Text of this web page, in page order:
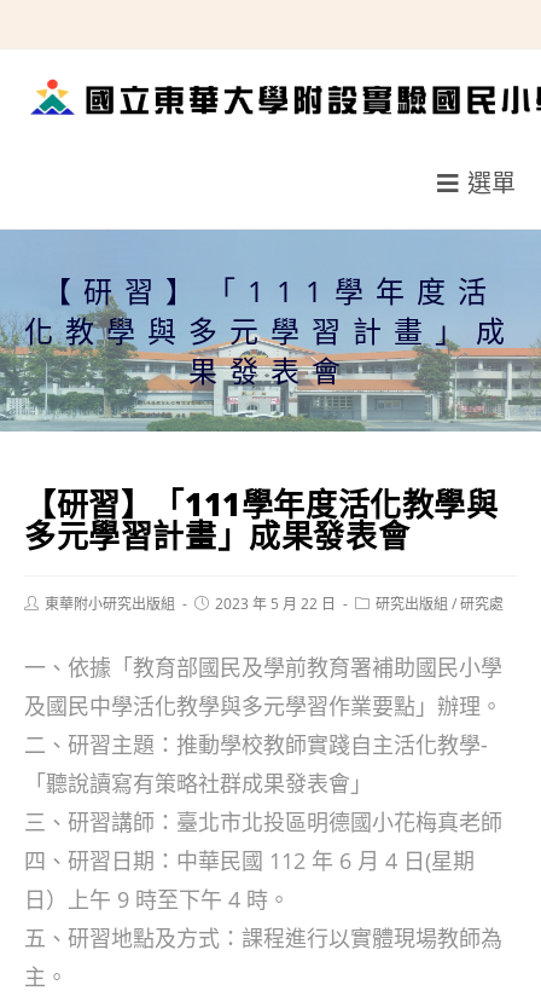
轉
選單
【研習】「111學年度活
化教學與多元學習計畫」成
果發表會
【研習】「111學年度活化教學與
多元學習計畫」成果發表會
Post東華附小研究出版組
Post2023 年 5 月 22 日
Post研究出版組 /研究處
一、依據「教育部國民及學前教育署補助國民小學
及國民中學活化教學與多元學習作業要點」辦理。
二、研習主題：推動學校教師實踐自主活化教學-
「聽說讀寫有策略社群成果發表會」
三、研習講師：臺北市北投區明德國小花梅真老師
四、研習日期：中華民國 112 年 6 月 4 日(星期
日）上午 9 時至下午 4 時。
五、研習地點及方式：課程進行以實體現場教師為
主。